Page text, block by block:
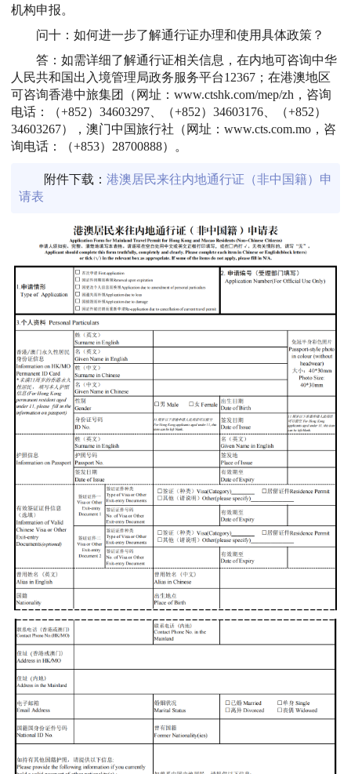
机构申报。
问十：如何进一步了解通行证办理和使用具体政策？
答：如需详细了解通行证相关信息，在内地可咨询中华
人民共和国出入境管理局政务服务平台12367；在港澳地区
可咨询香港中旅集团（网址：www.ctshk.com/mep/zh，咨询
电话：（+852）34603297、（+852）34603176、（+852）
34603267），澳门中国旅行社（网址：www.cts.com.mo，咨
询电话：（+853）28700888）。
附件下载： 港澳居民来往内地通行证（非中国籍）申
请表